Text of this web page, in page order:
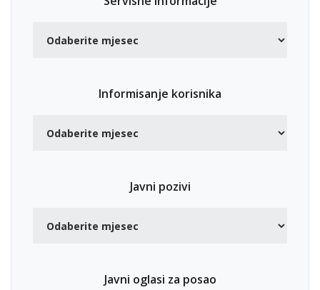
Informisanje korisnika
Javni pozivi
Javni oglasi za posao